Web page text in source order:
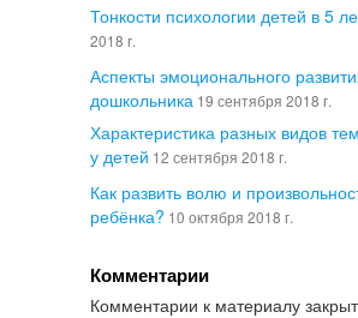
Тонкости психологии детей в 5
2018 г.
Аспекты эмоционального
дошкольника 19 сентября 2018 г.
Характеристика разных видов
у детей 12 сентября 2018 г.
Как развить волю и
ребёнка? 10 октября 2018 г.
Комментарии
Комментарии к материалу